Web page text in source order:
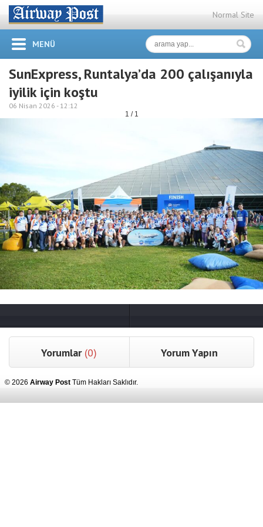
Normal Site
MENÜ
SunExpress, Runtalya’da 200 çalışanıyla
iyilik için koştu
06 Nisan 2026 - 12:12
1 / 1
Yorumlar (0) Yorum Yapın
© 2026 Airway Post Tüm Hakları Saklıdır.